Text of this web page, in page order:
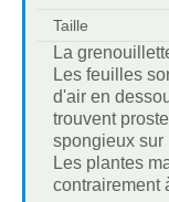
Taille
La
Les feuilles
d'air en
trouvent
spongieux sur
Les plantes
contrairement